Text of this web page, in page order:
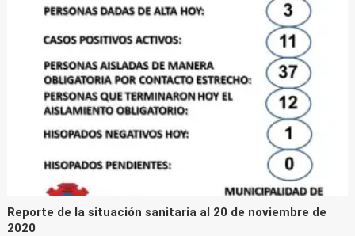
Reporte de la situación sanitaria al 20 de noviembre de
2020